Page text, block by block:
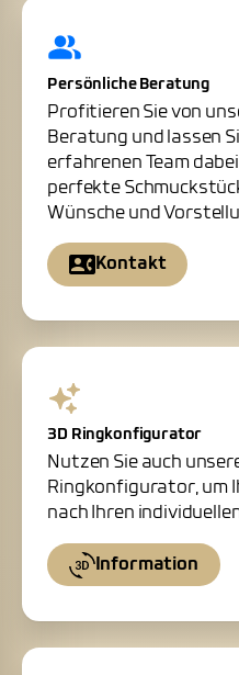
Persönliche Beratung
Profitieren Sie von
Beratung und lassen
erfahrenen Team
perfekte
Wünsche und
Kontakt
3D Ringkonfigurator
Nutzen Sie auch
Ringkonfigurator, um
nach Ihren
Information